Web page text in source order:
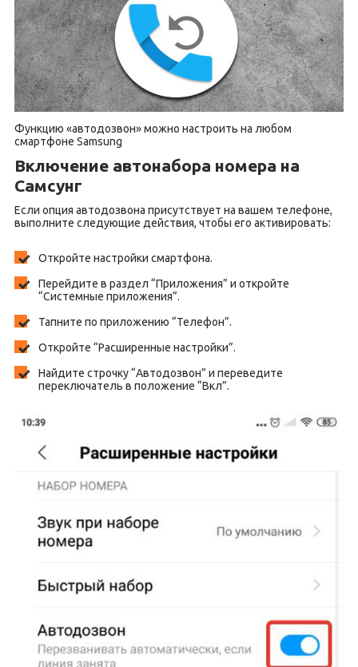
Функцию «автодозвон» можно настроить на любом
смартфоне Samsung
Включение автонабора номера на
Самсунг
Если опция автодозвона присутствует на вашем телефоне,
выполните следующие действия, чтобы его активировать:
Откройте настройки смартфона.
Перейдите в раздел “Приложения” и откройте
“Системные приложения”.
Тапните по приложению “Телефон”.
Откройте “Расширенные настройки”.
Найдите строчку “Автодозвон” и переведите
переключатель в положение “Вкл”.